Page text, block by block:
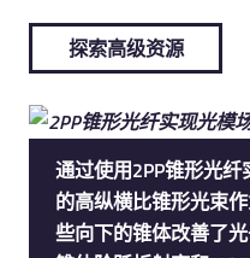
探索高级资源
通过使用2PP锥形光
的高纵横比锥形光束
些向下的锥体改善了